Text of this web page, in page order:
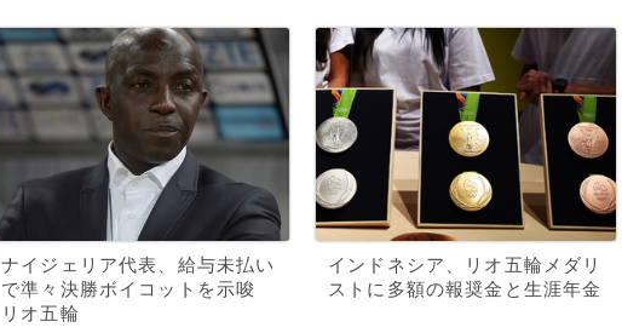
ナイジェリア代表、給与未払い
で準々決勝ボイコットを示唆
リオ五輪
インドネシア、リオ五輪メダリ
ストに多額の報奨金と生涯年金